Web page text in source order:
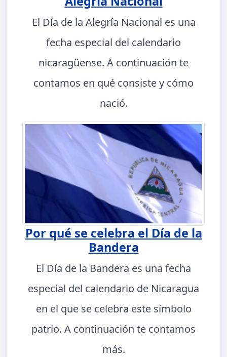
El Día de la Alegría Nacional es una
fecha especial del calendario
nicaragüense. A continuación te
contamos en qué consiste y cómo
nació.
Por qué se celebra el Día de la
Bandera
El Día de la Bandera es una fecha
especial del calendario de Nicaragua
en el que se celebra este símbolo
patrio. A continuación te contamos
más.